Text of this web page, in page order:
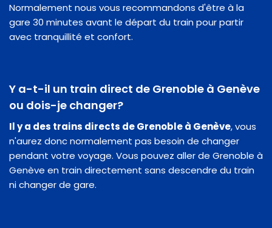
Normalement nous vous recommandons d'être à la
gare 30 minutes avant le départ du train pour partir
avec tranquillité et confort.
Y a-t-il un train direct de Grenoble à Genève
ou dois-je changer?
Il y a des trains directs de Grenoble à Genève, vous
n'aurez donc normalement pas besoin de changer
pendant votre voyage. Vous pouvez aller de Grenoble à
Genève en train directement sans descendre du train
ni changer de gare.